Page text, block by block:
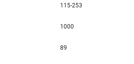
115-253
1000
89